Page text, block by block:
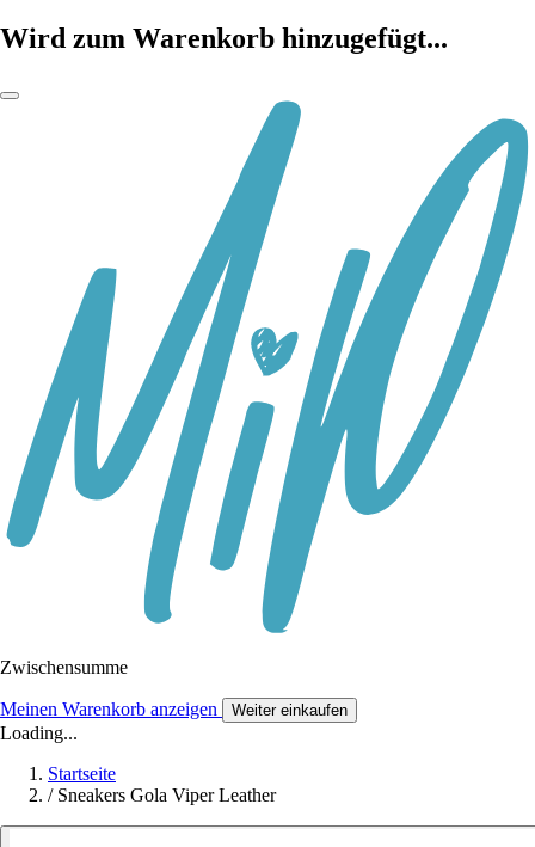
Wird zum Warenkorb hinzugefügt...
Zwischensumme
Meinen Warenkorb anzeigen Weiter einkaufen
Loading...
Startseite
/ Sneakers Gola Viper Leather